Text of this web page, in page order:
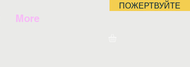
ПОЖЕРТВУЙТЕ
More